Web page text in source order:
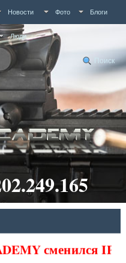
Новости Фото Блоги
Люди
Поиск
сменился IP